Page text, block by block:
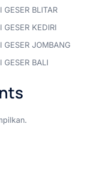
BLITAR
KEDIRI
GESER JOMBANG
GESER BALI